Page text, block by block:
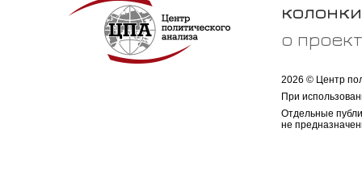
колонки
о
2026 © Центр
При
Отдельные
не